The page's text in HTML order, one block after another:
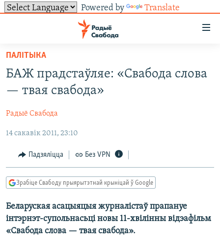
Powered by Translate
ўнівэрсальнага
доступу
Перайсьці
да
галоўнага
Перайсьці
да
навігацыі
Перайсьці
да
пошуку
УСЕ НАВІНЫ
ЛЮДЗІ
ПАЛІТЫКА
ЭКАНОМІКА
БЕЛАРУСЫ НА ВАЙНЕ
ПАЛІТВЯЗЬНІ
КУЛЬТУРА
ТОЛЬКІ НА СВАБОДЗЕ
БЛОГІ
ГІСТОРЫЯ НА СВАБОДЗЕ
ПАДКАСТЫ
АЎДЫЁКНІГІ
PREMIUM
МОВА
АБЫСЬЦІ БЛЯКАВАНЬНЕ
ПАДЗЯЛІЦЦА ІНФАРМАЦЫЯЙ
ПАДПІСАЦЦА
RSS
ПАДКАСТЫ
TWITTER
Усе сайты РС/РСЭ
ПАЛІТЫКА
БАЖ прадстаўляе: «Свабода слова
— твая свабода»
Радыё Свабода
14 сакавік 2011, 23:10
Падзяліцца Без VPN
Зрабіце Свабоду прыярытэтнай крыніцай ў Google
Беларуская асацыяцыя журналістаў прапануе
інтэрнэт-супольнасьці новы 11-хвілінны відэафільм
«Свабода слова — твая свабода».